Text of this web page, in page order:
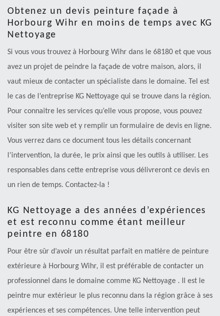
Obtenez un devis peinture façade à
Horbourg Wihr en moins de temps avec KG
Nettoyage
Si vous vous trouvez à Horbourg Wihr dans le 68180 et que vous
avez un projet de peindre la façade de votre maison, alors, il
vaut mieux de contacter un spécialiste dans le domaine. Tel est
le cas de l’entreprise KG Nettoyage qui se trouve dans la région.
Pour connaitre les services qu’elle vous propose, vous pouvez
visiter son site web et y remplir un formulaire de devis en ligne.
Vous verrez dans ce document tous les détails concernant
l’intervention, la durée, le prix ainsi que les outils à utiliser. Les
responsables dans cette entreprise vous délivreront ce devis en
un rien de temps. Contactez-la !
KG Nettoyage a des années d’expériences
et est reconnu comme étant meilleur
peintre en 68180
Pour être sûr d’avoir un résultat parfait en matière de peinture
extérieure à Horbourg Wihr, il est préférable de contacter un
professionnel dans le domaine comme KG Nettoyage . Il est le
peintre mur extérieur le plus reconnu dans la région grâce à ses
expériences et ses compétences. Une telle intervention peut